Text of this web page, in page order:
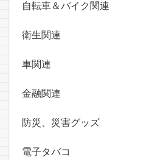
自転車＆バイク関連
衛生関連
車関連
金融関連
防災、災害グッズ
電子タバコ